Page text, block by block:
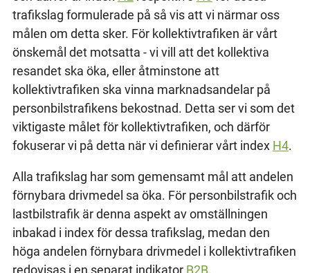
trafikslag formulerade på så vis att vi närmar oss
målen om detta sker. För kollektivtrafiken är vårt
önskemål det motsatta - vi vill att det kollektiva
resandet ska öka, eller åtminstone att
kollektivtrafiken ska vinna marknadsandelar på
personbilstrafikens bekostnad. Detta ser vi som det
viktigaste målet för kollektivtrafiken, och därför
fokuserar vi på detta när vi definierar vårt index H4.
Alla trafikslag har som gemensamt mål att andelen
förnybara drivmedel sa öka. För personbilstrafik och
lastbilstrafik är denna aspekt av omställningen
inbakad i index för dessa trafikslag, medan den
höga andelen förnybara drivmedel i kollektivtrafiken
redovisas i en separat indikator B2B.